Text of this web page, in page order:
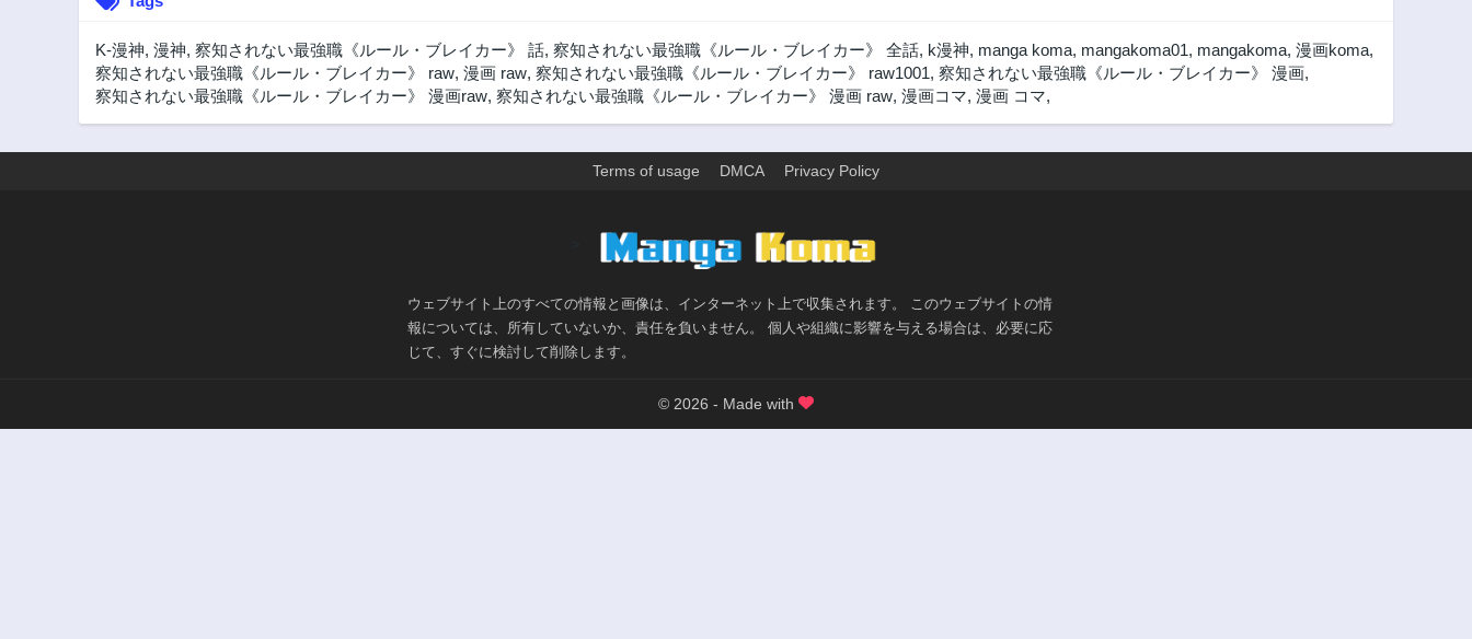
K-漫神, 漫神, 察知されない最強職《ルール・ブレイカー》 話, 察知されない最強職《ルール・ブレイカー》 全話, k漫神, manga koma, mangakoma01, mangakoma, 漫画koma,
察知されない最強職《ルール・ブレイカー》 raw, 漫画 raw, 察知されない最強職《ルール・ブレイカー》 raw1001, 察知されない最強職《ルール・ブレイカー》 漫画,
察知されない最強職《ルール・ブレイカー》 漫画raw, 察知されない最強職《ルール・ブレイカー》 漫画 raw, 漫画コマ, 漫画 コマ,
Terms of usage DMCA Privacy Policy
ウェブサイト上のすべての情報と画像は、インターネット上で収集されます。 このウェブサイトの情
報については、所有していないか、責任を負いません。 個人や組織に影響を与える場合は、必要に応
じて、すぐに検討して削除します。
© 2026 - Made with